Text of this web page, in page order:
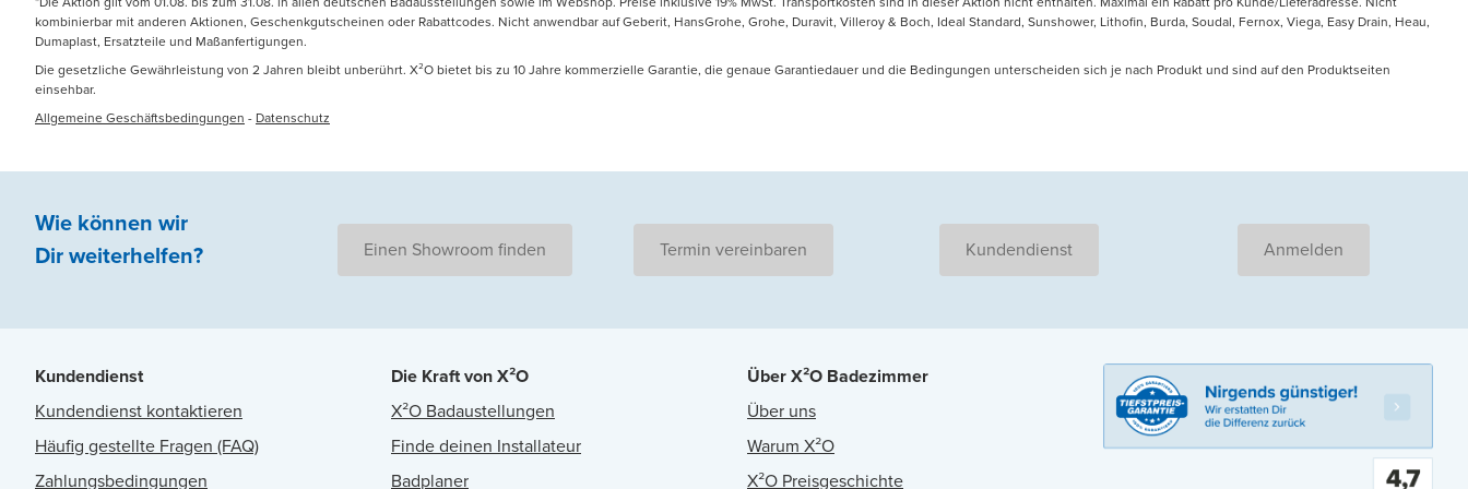
kombinierbar mit anderen Aktionen, Geschenkgutscheinen oder Rabattcodes. Nicht anwendbar auf Geberit, HansGrohe, Grohe, Duravit, Villeroy & Boch, Ideal Standard, Sunshower, Lithofin, Burda, Soudal, Fernox, Viega, Easy Drain, Heau,
Dumaplast, Ersatzteile und Maßanfertigungen.
Die gesetzliche Gewährleistung von 2 Jahren bleibt unberührt. X²O bietet bis zu 10 Jahre kommerzielle Garantie, die genaue Garantiedauer und die Bedingungen unterscheiden sich je nach Produkt und sind auf den Produktseiten
einsehbar.
Allgemeine Geschäftsbedingungen - Datenschutz
Wie können wir
Dir weiterhelfen? Einen Showroom finden Termin vereinbaren Kundendienst Anmelden
Kundendienst
Kundendienst kontaktieren
Häufig gestellte Fragen (FAQ)
Zahlungsbedingungen
Die Kraft von X²O
X²O Badaustellungen
Finde deinen Installateur
Badplaner
Über X²O Badezimmer
Über uns
Warum X²O
X²O Preisgeschichte